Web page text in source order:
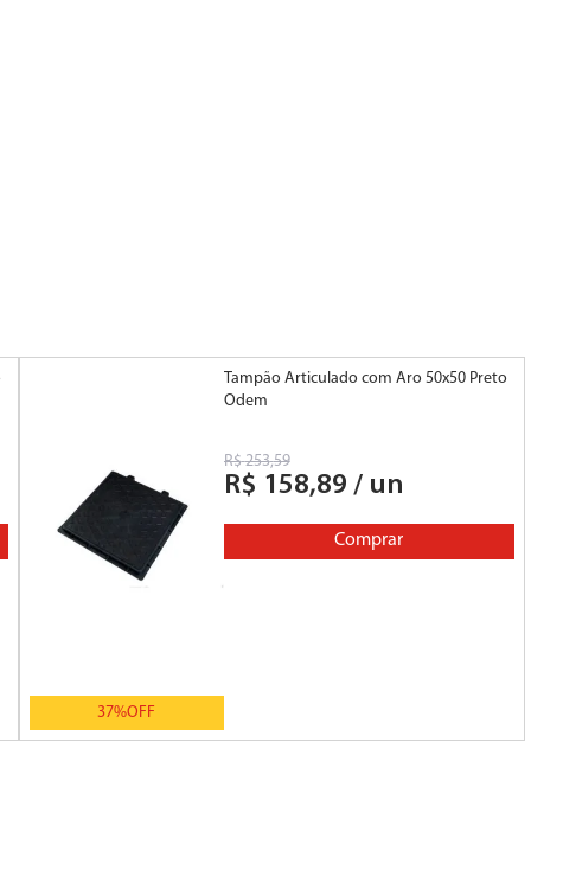
37%OFF
Tampão Articulado com Aro 50x50 Preto
Odem
R$ 253,59
R$ 158,89 / un
Comprar